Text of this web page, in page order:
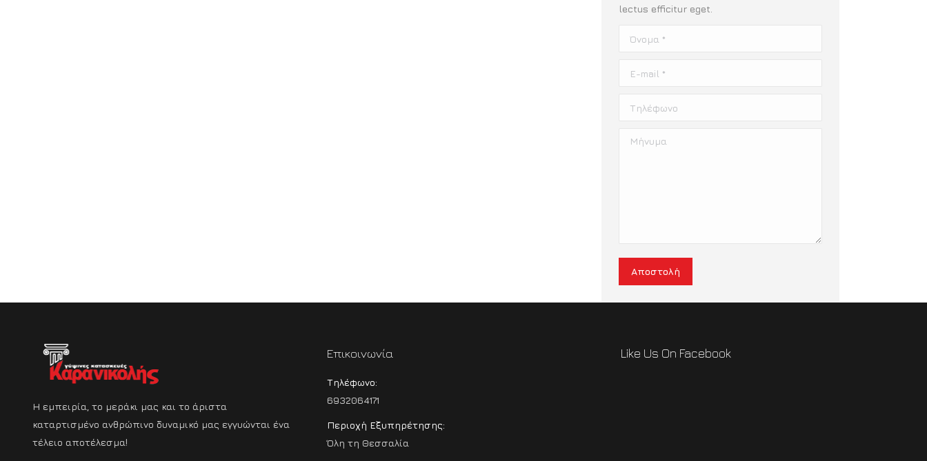
lectus efficitur eget.
Τηλέφωνο
Μήνυμα
Αποστολή
Η εμπειρία, το μεράκι μας και το άριστα
καταρτισμένο ανθρώπινο δυναμικό μας εγγυώνται ένα
τέλειο αποτέλεσμα!
Επικοινωνία
Τηλέφωνο:
6932064171
Περιοχή Εξυπηρέτησης:
Όλη τη Θεσσαλία
Like Us On Facebook